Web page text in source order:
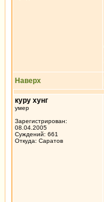
Наверх
куру хунг
умер
Зарегистрирован:
08.04.2005
Суждений: 661
Откуда: Саратов